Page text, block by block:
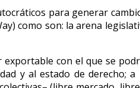
para generar
como son: la arena
con el que se
y al estado de derecho;